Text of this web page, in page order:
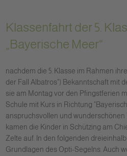
Klassenfahrt der 5.
„Bayerische Meer“
nachdem die 5. Klasse im Rahmen
der Fall Albatros") Bekanntschaft mit
sie am Montag vor den Pfingstferien
Schule mit Kurs in Richtung
anspruchsvollen und wunderschönen
kamen die Kinder in Schützing am
Zelte auf. In den folgenden
Grundlagen des Opti-Segelns. Auch